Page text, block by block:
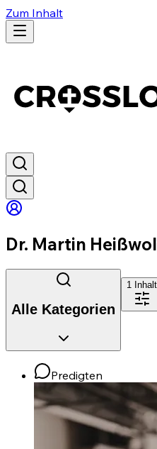
Zum Inhalt
Dr. Martin
Alle Kategorien
1 Inhalt
Predigten